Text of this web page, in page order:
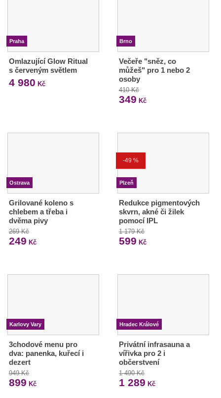
Praha
Omlazující Glow Ritual
s červeným světlem
4 980 Kč
Brno
Večeře "sněz, co
můžeš" pro 1 nebo 2
osoby
410 Kč
349 Kč
Ostrava
Grilované koleno s
chlebem a třeba i
dvěma pivy
269 Kč
249 Kč
-49 %
Plzeň
Redukce pigmentových
skvrn, akné či žilek
pomocí IPL
1 179 Kč
599 Kč
Karlovy Vary
3chodové menu pro
dva: panenka, kuřecí i
dezert
949 Kč
899 Kč
Hradec Králové
Privátní infrasauna a
vířivka pro 2 i
občerstvení
1 490 Kč
1 289 Kč